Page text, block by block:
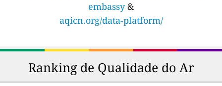
embassy&
aqicn.org/data-platform/
Ranking de Qualidade do Ar